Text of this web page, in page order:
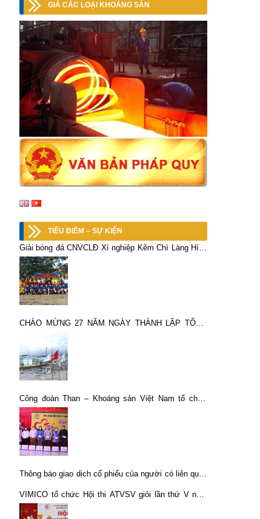
GIÁ CÁC LOẠI KHOÁNG SẢN
TIÊU ĐIỂM – SỰ KIỆN
Giải bóng đá CNVCLĐ Xí nghiệp Kẽm Chì Làng Hích
năm 2013
CHÀO MỪNG 27 NĂM NGÀY THÀNH LẬP TỔNG
CÔNG TY KHOÁNG SẢN TKV – CTCP (27/10/1995-
27/10/2022): NẮNG MỚI TRÊN BẢN QUA
Công đoàn Than – Khoáng sản Việt Nam tổ chức
Chương trình Tết thợ mỏ năm 2021
Thông báo giao dịch cổ phiếu của người có liên quan
VIMICO tổ chức Hội thi ATVSV giỏi lần thứ V năm
201